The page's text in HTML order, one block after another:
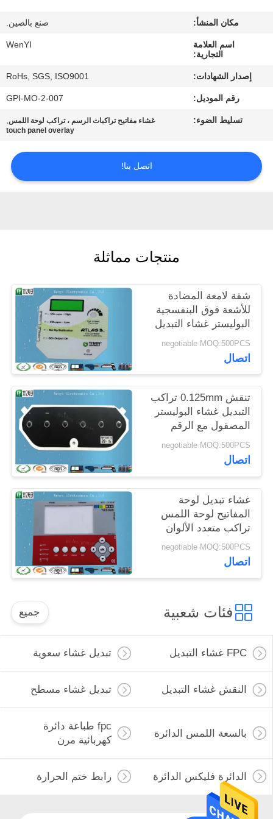
مراقبة
الجودة
اطلب
اقتباس
POLICY
مكان المنشأ: صنع بالصين.
اسم العلامة
التجارية:
WenYI
إصدار الشهادات: RoHs, SGS, ISO9001
رقم الموديل: GPI-MO-2-007
تسليط الضوء: غشاء مفاتيح تراكبات الرسم ، تراكب لوحة اللمس,
touch panel overlay
اتصل بنا!
منتجات مماثلة
شقة لامعة المضادة
للأشعة فوق البنفسجية
البوليستر غشاء التبديل
شفافة LCD نافذة تراكب
اللون التدريجي
negotiable MOQ:500PCS
اتصال
تنقش 0.125mm تراكب
التبديل غشاء البوليستر
المصقول مع الرقم
التسلسلي والتاريخ
negotiable MOQ:500PCS
اتصال
غشاء تبديل لوحة
المفاتيح لوحة اللمس
تراكب متعدد الألوان
الرقمية للأشعة فوق
البنفسجية آلة الطباعة
negotiable MOQ:500PCS
اتصال
فئات شعبية جميع
FPC غشاء التبديل تبديل غشاء سعوية
النقش غشاء التبديل تبديل غشاء مسطح
بالسعة اللمس الدائرة
fpc طباعة دائرة
كهربائية مرن
الدائرة فليكس الدائرة رابط ختم الحرارة